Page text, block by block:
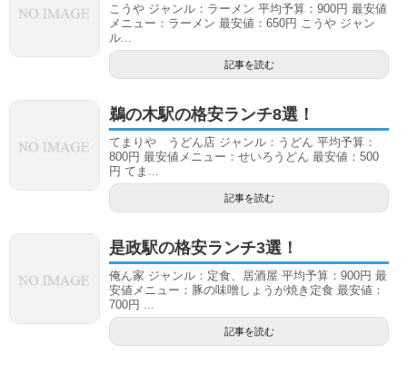
こうや ジャンル：ラーメン 平均予算：900円 最安値
メニュー：ラーメン 最安値：650円 こうや ジャン
ル...
記事を読む
鵜の木駅の格安ランチ8選！
てまりや うどん店 ジャンル：うどん 平均予算：
800円 最安値メニュー：せいろうどん 最安値：500
円 てま...
記事を読む
是政駅の格安ランチ3選！
俺ん家 ジャンル：定食、居酒屋 平均予算：900円 最
安値メニュー：豚の味噌しょうが焼き定食 最安値：
700円 ...
記事を読む